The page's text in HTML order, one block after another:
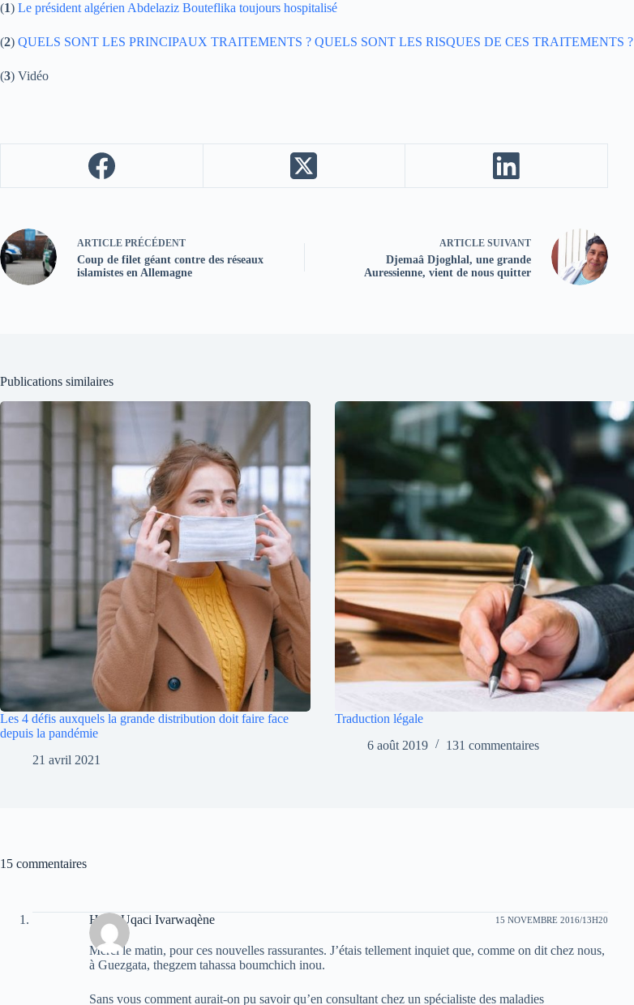
(1) Le président algérien Abdelaziz Bouteflika toujours hospitalisé
(2) QUELS SONT LES PRINCIPAUX TRAITEMENTS ? QUELS SONT LES RISQUES DE CES TRAITEMENTS ?
(3) Vidéo
ARTICLE PRÉCÉDENT
Coup de filet géant contre des réseaux
islamistes en Allemagne
ARTICLE SUIVANT
Djemaâ Djoghlal, une grande
Auressienne, vient de nous quitter
Publications similaires
Les 4 défis auxquels la grande distribution doit faire face
depuis la pandémie
21 avril 2021
Traduction légale
6 août 2019
131 commentaires
15 commentaires
Hend Uqaci Ivarwaqène 15 NOVEMBRE 2016/13H20
Merci le matin, pour ces nouvelles rassurantes. J’étais tellement inquiet que, comme on dit chez nous,
à Guezgata, thegzem tahassa boumchich inou.
Sans vous comment aurait-on pu savoir qu’en consultant chez un spécialiste des maladies